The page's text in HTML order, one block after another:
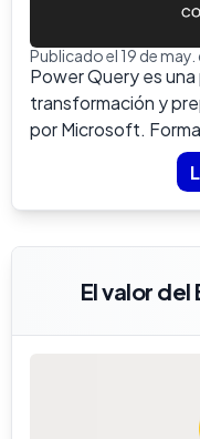
Publicado el 19 de
Power Query es
transformación y
por Microsoft.
herramientas de
El valor